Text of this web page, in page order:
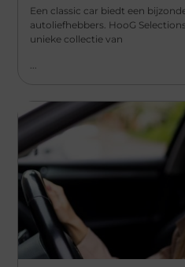
Een classic car biedt een
autoliefhebbers. HooG
unieke collectie van